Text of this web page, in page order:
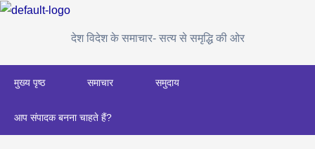
Skip
देश विदेश के समाचार- सत्य से समृद्धि की ओर
मुख्य पृष्ठ समाचार समुदाय
आप संपादक बनना चाहते हैं?
Post